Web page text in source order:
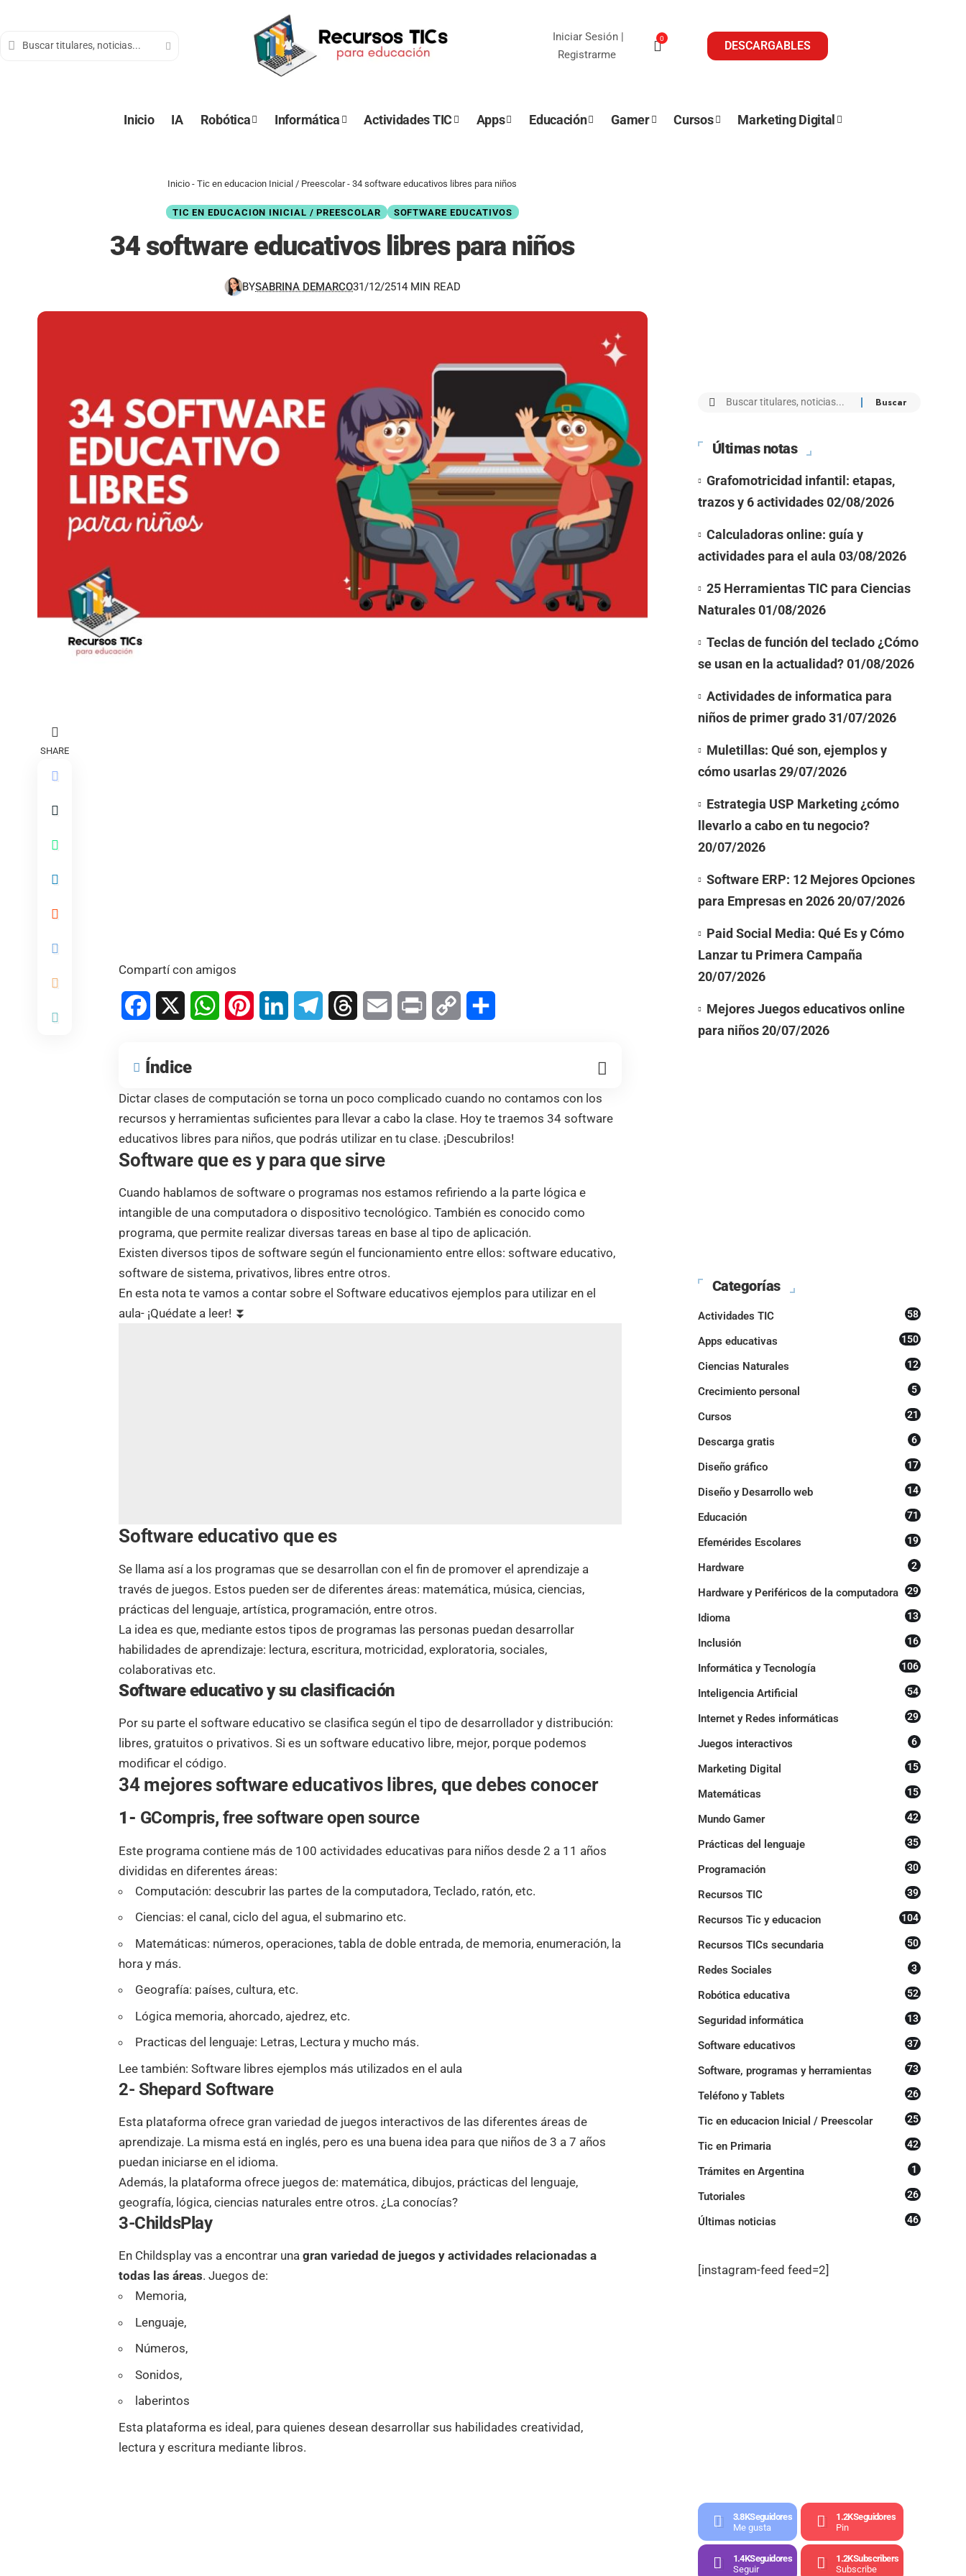
Iniciar Sesión|
Registrarme
0
DESCARGABLES
Inicio IA Robótica Informática Actividades TIC Apps Educación Gamer Cursos Marketing Digital
Inicio -Tic en educacion Inicial / Preescolar-34 software educativos libres para niños
TIC EN EDUCACION INICIAL / PREESCOLAR SOFTWARE EDUCATIVOS
34 software educativos libres para niños
BYSABRINA DEMARCO31/12/2514 MIN READ
SHARE
Compartí con amigos
Facebook WhatsAppPinterestLinkedIn TelegramThreads Email Print Copy
Índice
Dictarclases de computación se torna un poco complicado cuando no contamos con los
recursos y herramientas suficientes para llevar a cabo la clase. Hoy te traemos 34 software
educativos libres para niños, que podrás utilizar en tu clase. ¡Descubrilos!
Software que es y para que sirve
Cuando hablamos desoftware o programas nos estamos refiriendo a la parte lógica e
intangible de una computadora o dispositivo tecnológico. También es conocido como
programa, que permite realizar diversas tareas en base al tipo de aplicación.
Existen diversos tipos de software según el funcionamiento entre ellos: software educativo,
software de sistema, privativos, libres entre otros.
En esta nota te vamos a contar sobre el Software educativos ejemplos para utilizar en el
aula- ¡Quédate a leer! ⏬
Software educativo que es
Se llama así a los programas que se desarrollan con el fin de promover el aprendizaje a
través de juegos. Estos pueden ser de diferentes áreas: matemática, música, ciencias,
prácticas del lenguaje, artística, programación, entre otros.
La idea es que, mediante estos tipos de programas las personas puedan desarrollar
habilidades de aprendizaje: lectura, escritura, motricidad, exploratoria, sociales,
colaborativas etc.
Software educativo y su clasificación
Por su parte el software educativo se clasifica según el tipo de desarrollador y distribución:
libres, gratuitos o privativos. Si es un software educativo libre, mejor, porque podemos
modificar el código.
34 mejores software educativos libres, que debes conocer
1- GCompris, free software open source
Este programa contiene más de 100 actividades educativas para niños desde 2 a 11 años
divididas en diferentes áreas:
Computación: descubrir las partes de la computadora, Teclado, ratón, etc.
Ciencias: el canal, ciclo del agua, el submarino etc.
Matemáticas: números, operaciones, tabla de doble entrada, de memoria, enumeración, la
hora y más.
Geografía: países, cultura, etc.
Lógica memoria, ahorcado, ajedrez, etc.
Practicas del lenguaje: Letras, Lectura y mucho más.
Lee también:Software libres ejemplos más utilizados en el aula
2- Shepard Software
Esta plataforma ofrece gran variedad de juegos interactivos de las diferentes áreas de
aprendizaje. La misma está en inglés, pero es una buena idea para que niños de 3 a 7 años
puedan iniciarse en el idioma.
Además, la plataforma ofrece juegos de: matemática, dibujos, prácticas del lenguaje,
geografía, lógica, ciencias naturales entre otros. ¿La conocías?
3-ChildsPlay
En Childsplay vas a encontrar unagran variedad de juegos y actividades relacionadas a
todas las áreas. Juegos de:
Memoria,
Lenguaje,
Números,
Sonidos,
laberintos
Esta plataforma es ideal, para quienes desean desarrollar sus habilidades creatividad,
lectura y escritura mediante libros.
Últimas notas
Grafomotricidad infantil: etapas,
trazos y 6 actividades 02/08/2026
Calculadoras online: guía y
actividades para el aula 03/08/2026
25 Herramientas TIC para Ciencias
Naturales 01/08/2026
Teclas de función del teclado ¿Cómo
se usan en la actualidad? 01/08/2026
Actividades de informatica para
niños de primer grado 31/07/2026
Muletillas: Qué son, ejemplos y
cómo usarlas 29/07/2026
Estrategia USP Marketing ¿cómo
llevarlo a cabo en tu negocio?
20/07/2026
Software ERP: 12 Mejores Opciones
para Empresas en 2026 20/07/2026
Paid Social Media: Qué Es y Cómo
Lanzar tu Primera Campaña
20/07/2026
Mejores Juegos educativos online
para niños 20/07/2026
Categorías
Actividades TIC 58
Apps educativas 150
Ciencias Naturales 12
Crecimiento personal 5
Cursos 21
Descarga gratis 6
Diseño gráfico 17
Diseño y Desarrollo web 14
Educación 71
Efemérides Escolares 19
Hardware 2
Hardware y Periféricos de la computadora 29
Idioma 13
Inclusión 16
Informática y Tecnología 106
Inteligencia Artificial 54
Internet y Redes informáticas 29
Juegos interactivos 6
Marketing Digital 15
Matemáticas 15
Mundo Gamer 42
Prácticas del lenguaje 35
Programación 30
Recursos TIC 39
Recursos Tic y educacion 104
Recursos TICs secundaria 50
Redes Sociales 3
Robótica educativa 52
Seguridad informática 13
Software educativos 37
Software, programas y herramientas 73
Teléfono y Tablets 26
Tic en educacion Inicial / Preescolar 25
Tic en Primaria 42
Trámites en Argentina 1
Tutoriales 26
Últimas noticias 46
[instagram-feed feed=2]
3.8KSeguidores
Me gusta
1.2KSeguidores
Pin
1.4KSeguidores
Seguir
1.2KSubscribers
Subscribe